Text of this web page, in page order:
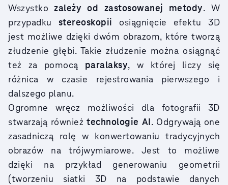
Wszystkozależy od zastosowanej metody. W
przypadku stereoskopii osiągnięcie efektu 3D
jest możliwe dzięki dwóm obrazom, które tworzą
złudzenie głębi. Takie złudzenie można osiągnąć
też za pomocą paralaksy, w której liczy się
różnica w czasie rejestrowania pierwszego i
dalszego planu.
Ogromne wręcz możliwości dla fotografii 3D
stwarzają również technologie AI. Odgrywają one
zasadniczą rolę w konwertowaniu tradycyjnych
obrazów na trójwymiarowe. Jest to możliwe
dzięki na przykład generowaniu geometrii
(tworzeniu siatki 3D na podstawie danych